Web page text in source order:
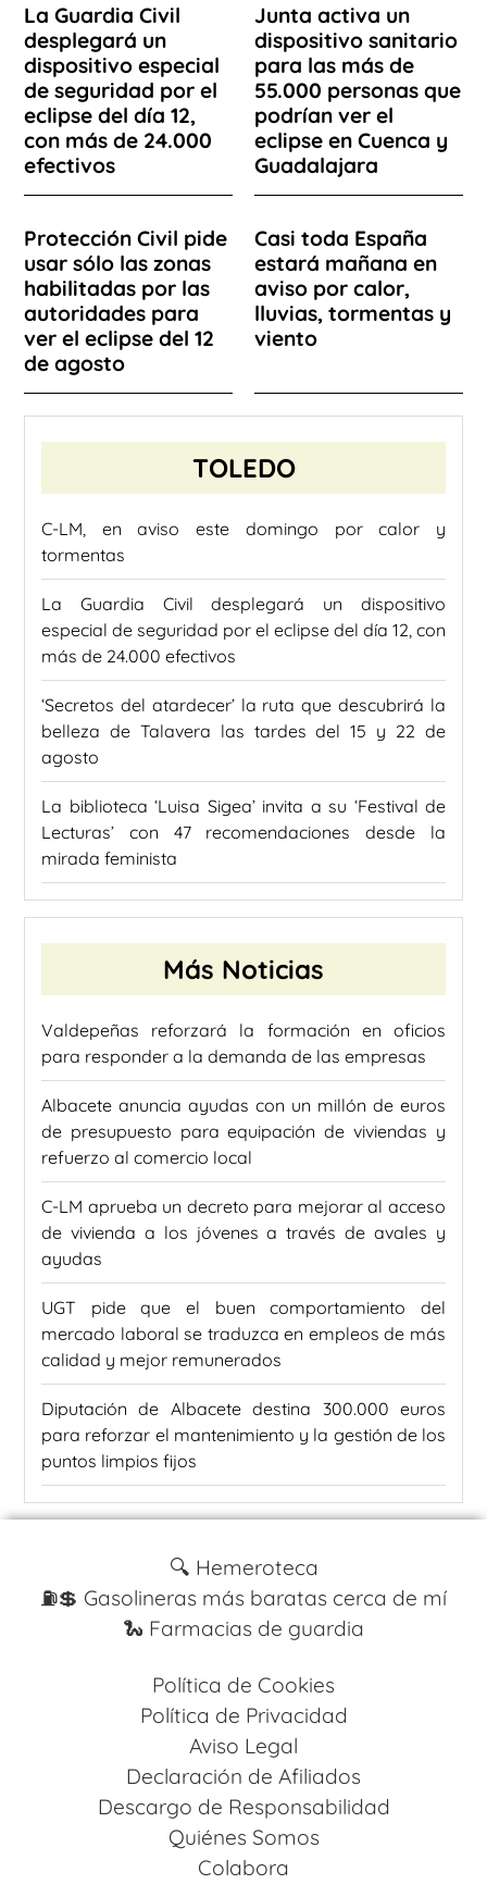
La Guardia Civil
desplegará un
dispositivo especial
de seguridad por el
eclipse del día 12,
con más de 24.000
efectivos
Junta activa un
dispositivo sanitario
para las más de
55.000 personas que
podrían ver el
eclipse en Cuenca y
Guadalajara
Protección Civil pide
usar sólo las zonas
habilitadas por las
autoridades para
ver el eclipse del 12
de agosto
Casi toda España
estará mañana en
aviso por calor,
lluvias, tormentas y
viento
TOLEDO
C-LM, en aviso este domingo por calor y
tormentas
La Guardia Civil desplegará un dispositivo
especial de seguridad por el eclipse del día 12, con
más de 24.000 efectivos
‘Secretos del atardecer’ la ruta que descubrirá la
belleza de Talavera las tardes del 15 y 22 de
agosto
La biblioteca ‘Luisa Sigea’ invita a su ‘Festival de
Lecturas’ con 47 recomendaciones desde la
mirada feminista
Más Noticias
Valdepeñas reforzará la formación en oficios
para responder a la demanda de las empresas
Albacete anuncia ayudas con un millón de euros
de presupuesto para equipación de viviendas y
refuerzo al comercio local
C-LM aprueba un decreto para mejorar al acceso
de vivienda a los jóvenes a través de avales y
ayudas
UGT pide que el buen comportamiento del
mercado laboral se traduzca en empleos de más
calidad y mejor remunerados
Diputación de Albacete destina 300.000 euros
para reforzar el mantenimiento y la gestión de los
puntos limpios fijos
🔍 Hemeroteca
⛽️💲 Gasolineras más baratas cerca de mí
🐍 Farmacias de guardia
Política de Cookies
Política de Privacidad
Aviso Legal
Declaración de Afiliados
Descargo de Responsabilidad
Quiénes Somos
Colabora